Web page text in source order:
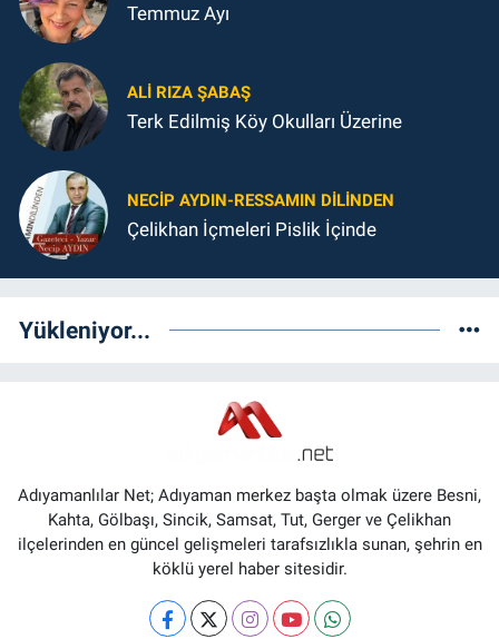
Temmuz Ayı
ALI RIZA ŞABAŞ
Terk Edilmiş Köy Okulları Üzerine
NECIP AYDIN-RESSAMIN DILINDEN
Çelikhan İçmeleri Pislik İçinde
Yükleniyor...
Adıyamanlılar Net; Adıyaman merkez başta olmak üzere Besni,
Kahta, Gölbaşı, Sincik, Samsat, Tut, Gerger ve Çelikhan
ilçelerinden en güncel gelişmeleri tarafsızlıkla sunan, şehrin en
köklü yerel haber sitesidir.